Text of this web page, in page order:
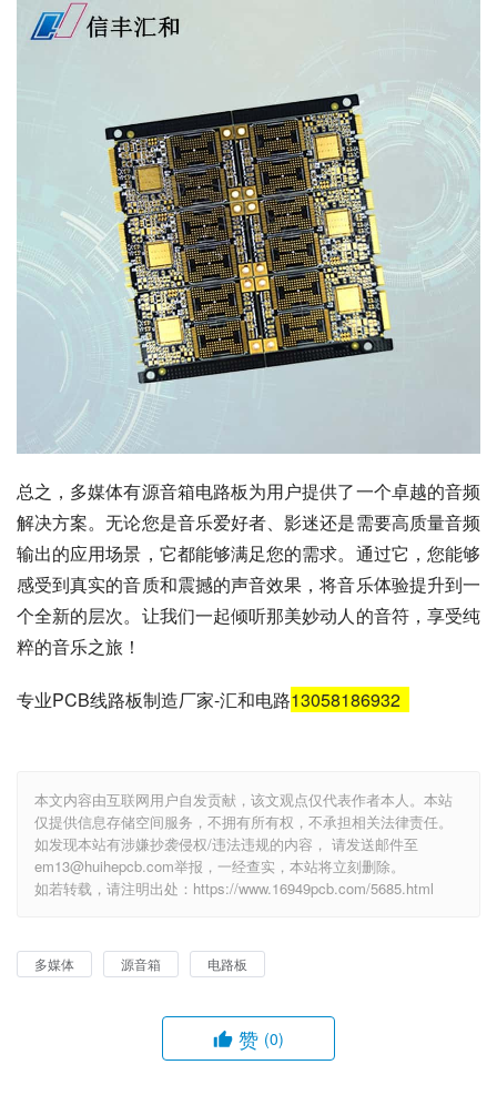
总之，多媒体有源音箱电路板为用户提供了一个卓越的音频
解决方案。无论您是音乐爱好者、影迷还是需要高质量音频
输出的应用场景，它都能够满足您的需求。通过它，您能够
感受到真实的音质和震撼的声音效果，将音乐体验提升到一
个全新的层次。让我们一起倾听那美妙动人的音符，享受纯
粹的音乐之旅！
专业PCB线路板制造厂家-汇和电路13058186932
本文内容由互联网用户自发贡献，该文观点仅代表作者本人。本站
仅提供信息存储空间服务，不拥有所有权，不承担相关法律责任。
如发现本站有涉嫌抄袭侵权/违法违规的内容， 请发送邮件至
em13@huihepcb.com举报，一经查实，本站将立刻删除。
如若转载，请注明出处：https://www.16949pcb.com/5685.html
多媒体 源音箱 电路板
赞 (0)